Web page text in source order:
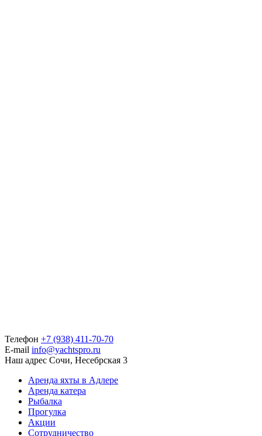
Телефон +7 (938) 411-70-70
E-mail info@yachtspro.ru
Наш адрес Сочи, Несебрская 3
Аренда яхты в Адлере
Аренда катера
Рыбалка
Прогулка
Акции
Сотрудничество